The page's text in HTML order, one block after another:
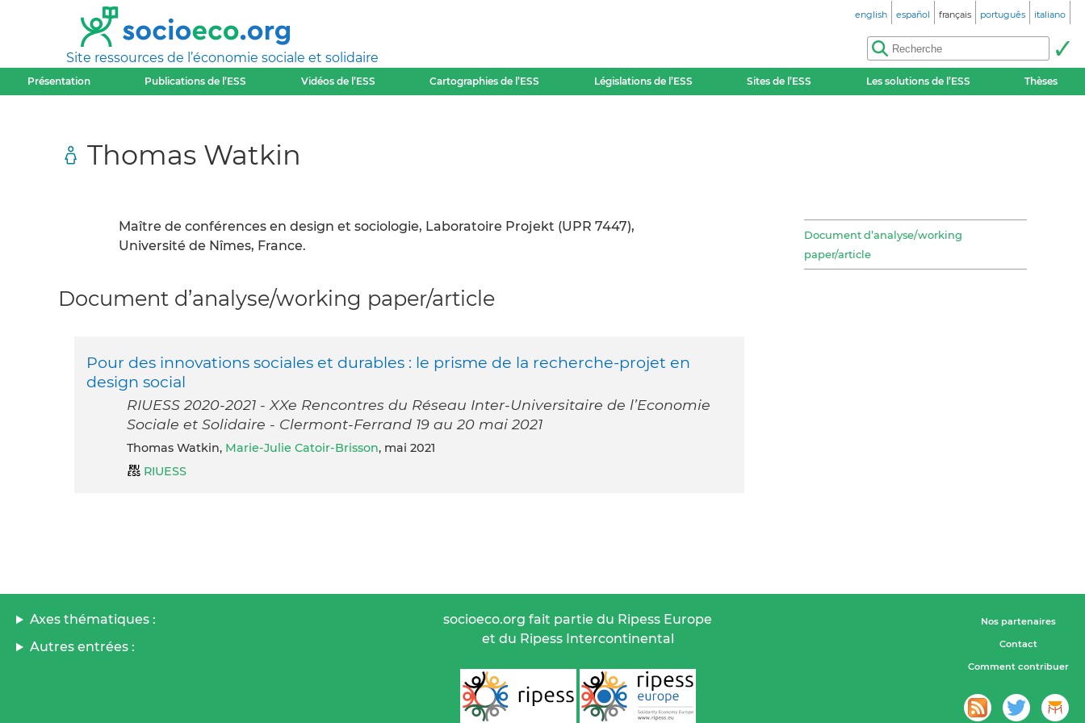
Site ressources de l’économie sociale et solidaire
english español français português italiano
Présentation Publications de l’ESS Vidéos de l’ESS Cartographies de l’ESS Législations de l’ESS Sites de l’ESS Les solutions de l’ESS Thèses
Thomas Watkin
Maître de conférences en design et sociologie, Laboratoire Projekt (UPR 7447),
Université de Nîmes, France.
Document d’analyse/working
paper/article
Document d’analyse/working paper/article
Pour des innovations sociales et durables : le prisme de la recherche-projet en
design social
RIUESS 2020-2021 - XXe Rencontres du Réseau Inter-Universitaire de l’Economie
Sociale et Solidaire - Clermont-Ferrand 19 au 20 mai 2021
Thomas Watkin, Marie-Julie Catoir-Brisson, mai 2021
RIUESS
Axes thématiques :
Autres entrées :
socioeco.org fait partie du Ripess Europe
et du Ripess Intercontinental
Nos partenaires
Contact
Comment contribuer